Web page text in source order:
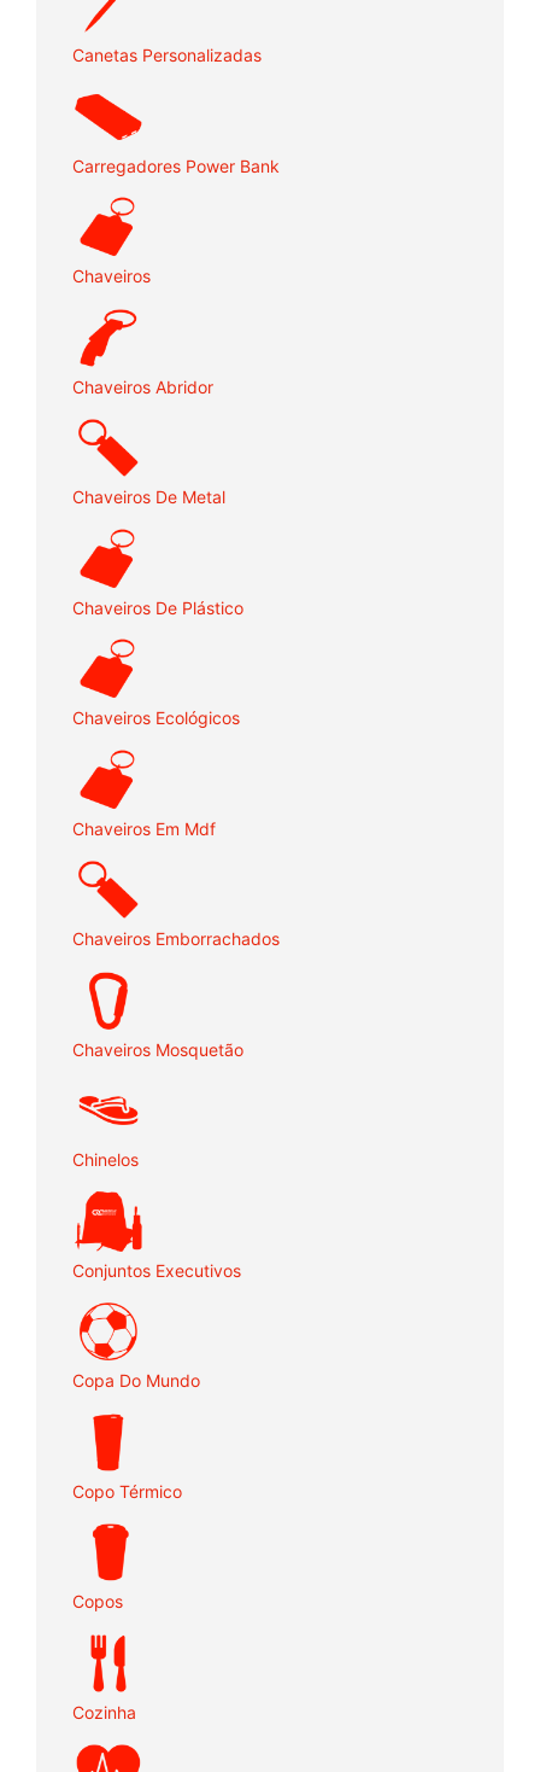
Canetas Personalizadas
Carregadores Power Bank
Chaveiros
Chaveiros Abridor
Chaveiros De Metal
Chaveiros De Plástico
Chaveiros Ecológicos
Chaveiros Em Mdf
Chaveiros Emborrachados
Chaveiros Mosquetão
Chinelos
Conjuntos Executivos
Copa Do Mundo
Copo Térmico
Copos
Cozinha